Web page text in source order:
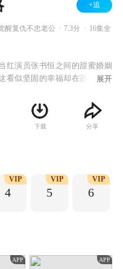
+追
醒复仇不忠老公 7.3分 16集全
红演员张书恒之间的甜蜜婚姻
看似坚固的幸福却在苏离收到
深入调查，苏离最终确定了老
且发现出轨的对象竟然是自己
友情和爱情的双双背叛，苏离
把自己的一半身家分给张书
离决定在准备好一切离婚手续
相惜，在互帮互助的过程中，
展开
下载 分享
4
VIP
5
VIP
6
VIP
APP APP